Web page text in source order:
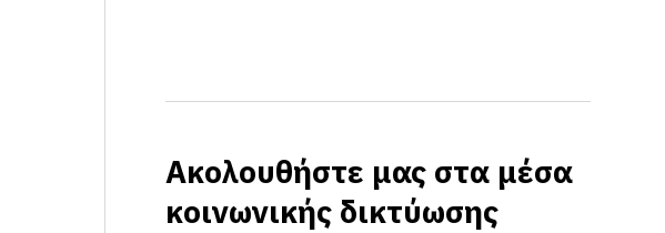
Ακολουθήστε μας στα μέσα
κοινωνικής δικτύωσης